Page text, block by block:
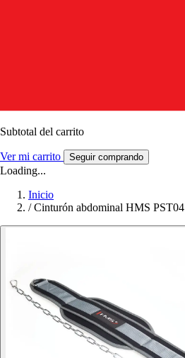
Subtotal del carrito
Ver mi carrito Seguir comprando
Loading...
Inicio
/ Cinturón abdominal HMS PST04